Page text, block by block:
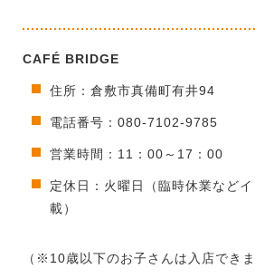
CAFÉ BRIDGE
住所：倉敷市真備町有井94
電話番号：080-7102-9785
営業時間：11：00～17：00
定休日：火曜日（臨時休業など
載）
（※10歳以下のお子さんは入店できま